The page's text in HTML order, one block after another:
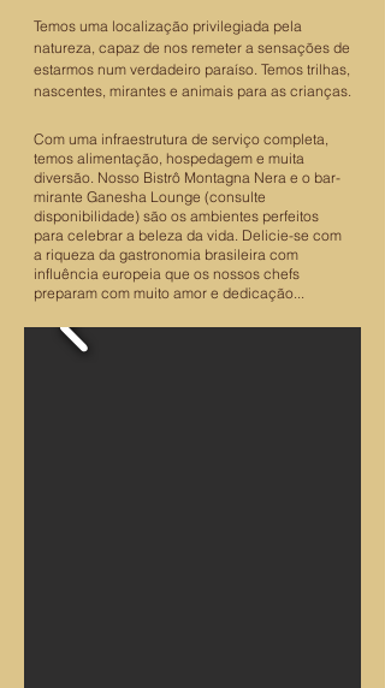
Temos uma localização privilegiada pela
natureza, capaz de nos remeter a sensações de
estarmos num verdadeiro paraíso. Temos trilhas,
nascentes, mirantes e animais para as crianças.
Com uma infraestrutura de serviço completa,
temos alimentação, hospedagem e muita
diversão. Nosso Bistrô Montagna Nera e o bar-
mirante Ganesha Lounge (consulte
disponibilidade) são os ambientes perfeitos
para celebrar a beleza da vida. Delicie-se com
a riqueza da gastronomia brasileira com
influência europeia que os nossos chefs
preparam com muito amor e dedicação...